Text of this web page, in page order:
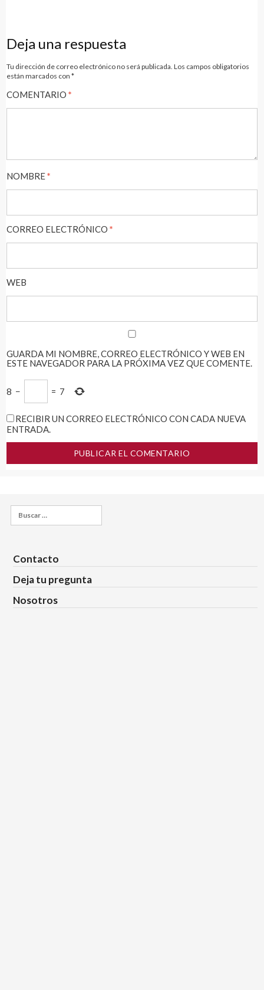
de
entradas
Deja una respuesta
Tu dirección de correo electrónico no será publicada. Los campos obligatorios
están marcados con *
COMENTARIO *
NOMBRE*
CORREO ELECTRÓNICO *
WEB
GUARDA MI NOMBRE, CORREO ELECTRÓNICO Y WEB EN
ESTE NAVEGADOR PARA LA PRÓXIMA VEZ QUE COMENTE.
8 − = 7
RECIBIR UN CORREO ELECTRÓNICO CON CADA NUEVA
ENTRADA.
Buscar:
Contacto
Deja tu pregunta
Nosotros